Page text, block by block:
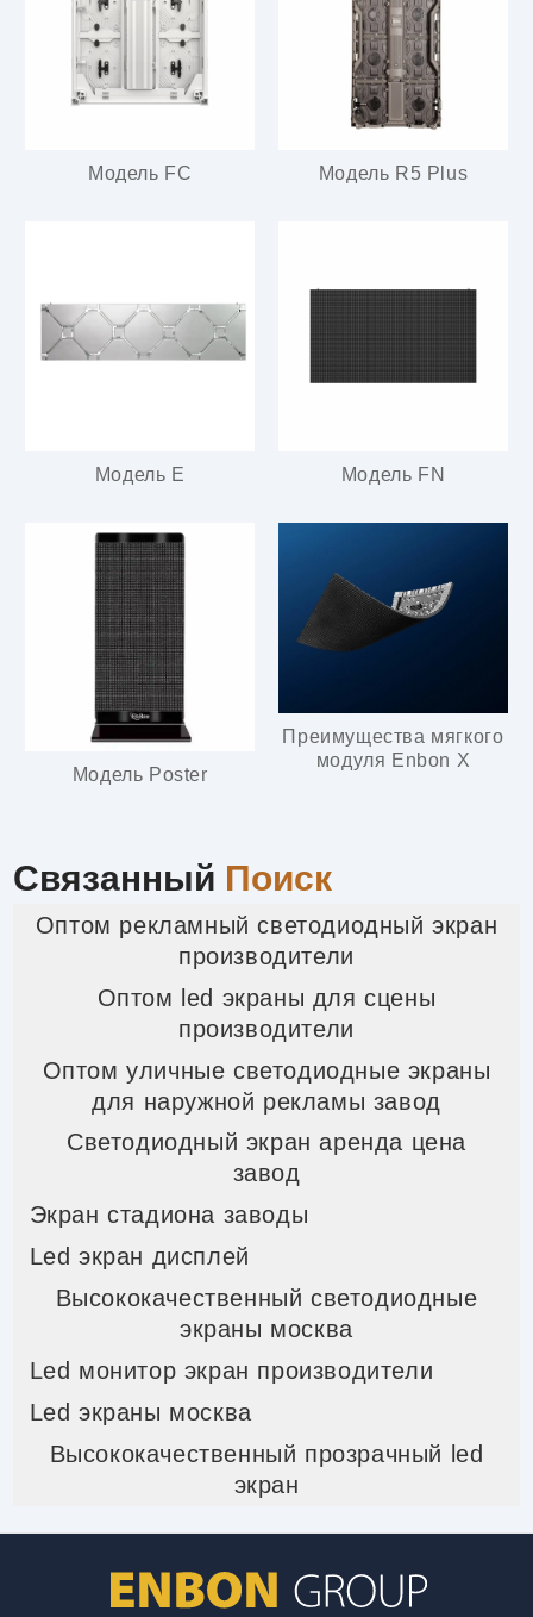
Модель FC Модель R5 Plus
Модель E Модель FN
Модель Poster
Преимущества мягкого
модуля Enbon X
Связанный Поиск
Оптом рекламный светодиодный экран
производители
Оптом led экраны для сцены
производители
Оптом уличные светодиодные экраны
для наружной рекламы завод
Светодиодный экран аренда цена
завод
Экран стадиона заводы
Led экран дисплей
Высококачественный светодиодные
экраны москва
Led монитор экран производители
Led экраны москва
Высококачественный прозрачный led
экран